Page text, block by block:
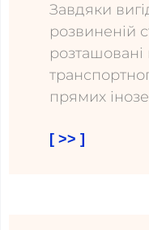
Завдяки
розвиненій
розташовані
прямих
[ >> ]